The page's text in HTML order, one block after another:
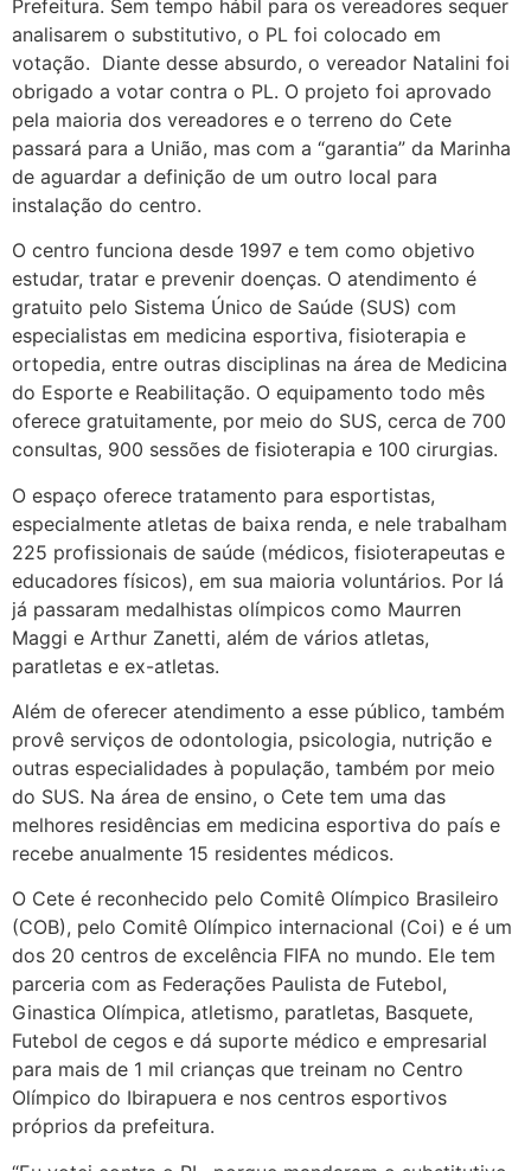
Prefeitura. Sem tempo hábil para os vereadores sequer
analisarem o substitutivo, o PL foi colocado em
votação. Diante desse absurdo, o vereador Natalini foi
obrigado a votar contra o PL. O projeto foi aprovado
pela maioria dos vereadores e o terreno do Cete
passará para a União, mas com a “garantia” da Marinha
de aguardar a definição de um outro local para
instalação do centro.
O centro funciona desde 1997 e tem como objetivo
estudar, tratar e prevenir doenças. O atendimento é
gratuito pelo Sistema Único de Saúde (SUS) com
especialistas em medicina esportiva, fisioterapia e
ortopedia, entre outras disciplinas na área de Medicina
do Esporte e Reabilitação. O equipamento todo mês
oferece gratuitamente, por meio do SUS, cerca de 700
consultas, 900 sessões de fisioterapia e 100 cirurgias.
O espaço oferece tratamento para esportistas,
especialmente atletas de baixa renda, e nele trabalham
225 profissionais de saúde (médicos, fisioterapeutas e
educadores físicos), em sua maioria voluntários. Por lá
já passaram medalhistas olímpicos como Maurren
Maggi e Arthur Zanetti, além de vários atletas,
paratletas e ex-atletas.
Além de oferecer atendimento a esse público, também
provê serviços de odontologia, psicologia, nutrição e
outras especialidades à população, também por meio
do SUS. Na área de ensino, o Cete tem uma das
melhores residências em medicina esportiva do país e
recebe anualmente 15 residentes médicos.
O Cete é reconhecido pelo Comitê Olímpico Brasileiro
(COB), pelo Comitê Olímpico internacional (Coi) e é um
dos 20 centros de excelência FIFA no mundo. Ele tem
parceria com as Federações Paulista de Futebol,
Ginastica Olímpica, atletismo, paratletas, Basquete,
Futebol de cegos e dá suporte médico e empresarial
para mais de 1 mil crianças que treinam no Centro
Olímpico do Ibirapuera e nos centros esportivos
próprios da prefeitura.